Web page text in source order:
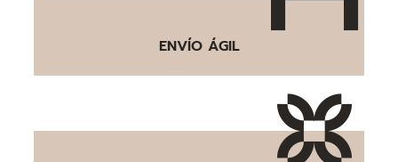
ENVÍO ÁGIL